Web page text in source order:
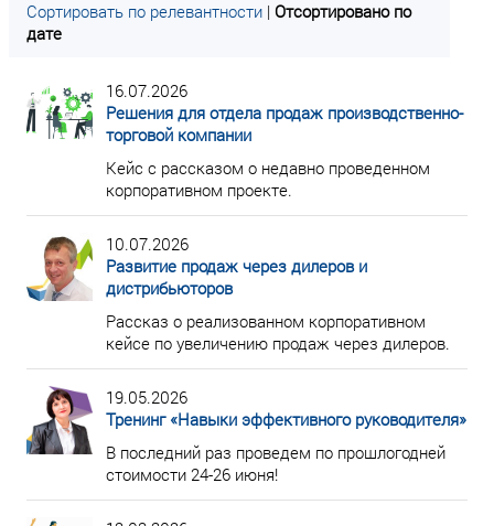
Сортировать по релевантности | Отсортировано по
дате
16.07.2026
Решения для отдела продаж производственно-
торговой компании
Кейс с рассказом о недавно проведенном
корпоративном проекте.
10.07.2026
Развитие продаж через дилеров и
дистрибьюторов
Рассказ о реализованном корпоративном
кейсе по увеличению продаж через дилеров.
19.05.2026
Тренинг «Навыки эффективного руководителя»
В последний раз проведем по прошлогодней
стоимости 24-26 июня!